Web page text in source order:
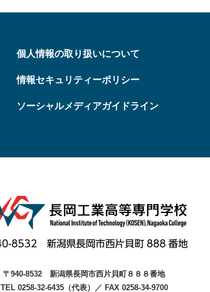
個人情報の取り扱いについて
情報セキュリティーポリシー
ソーシャルメディアガイドライン
〒940-8532 新潟県長岡市西片貝町８８８番地
TEL 0258-32-6435（代表）
／ FAX 0258-34-9700